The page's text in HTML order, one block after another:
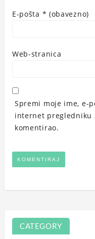
E-pošta * (obavezno)
Web-stranica
Spremi moje ime, e-
internet pregledniku
komentirao.
CATEGORY